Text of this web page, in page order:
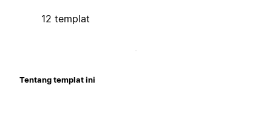
12 templat
Tentang templat ini